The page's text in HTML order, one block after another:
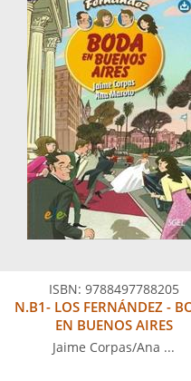
ISBN: 9788497788205
N.B1- LOS FERNÁNDEZ -
EN BUENOS AIRES
Jaime Corpas/Ana ...